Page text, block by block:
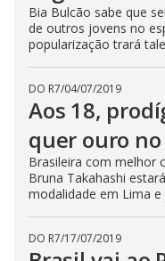
Bia Bulcão sabe que
de outros jovens no
popularização trará
DO R7/04/07/2019
Aos 18,
quer ouro no
Brasileira com melhor
Bruna Takahashi
modalidade em Lima
DO R7/17/07/2019